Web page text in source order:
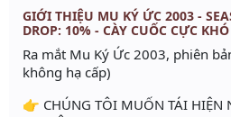
GIỚI THIỆU MU KÝ ỨC 2003 -
DROP: 10% - CÀY CUỐC CỰC
Ra mắt Mu Ký Ức 2003, phiên
không hạ cấp)
👉 CHÚNG TÔI MUỐN TÁI HIỆN